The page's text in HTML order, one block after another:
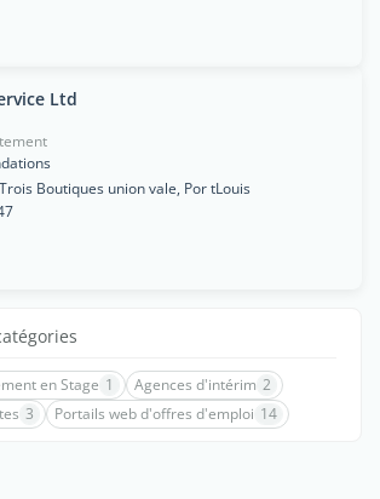
Ltd
Boutiques union vale, Por tLouis
en Stage 1 Agences d'intérim 2
3 Portails web d'offres d'emploi 14